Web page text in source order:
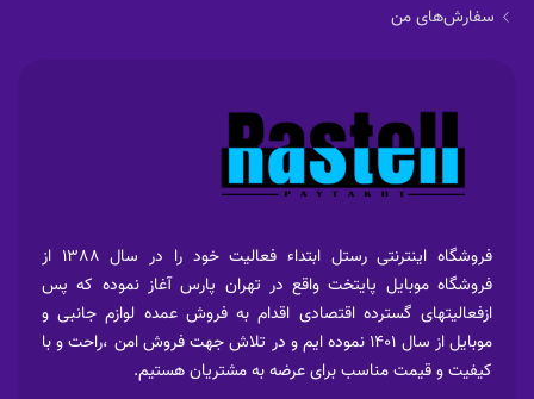
سفارش‌های من
فروشگاه اینترنتی رستل ابتداء فعالیت خود را در سال 1388 از
فروشگاه موبایل پایتخت واقع در تهران پارس آغاز نموده که پس
ازفعالیتهای گسترده اقتصادی اقدام به فروش عمده لوازم جانبی و
موبایل از سال 1401 نموده ایم و در تلاش جهت فروش امن ،راحت و با
کیفیت و قیمت مناسب برای عرضه به مشتریان هستیم.